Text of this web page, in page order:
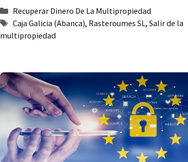
Categorías
Recuperar Dinero De La Multipropiedad
Etiquetas
Caja Galicia (Abanca), Rasteroumes SL,Salir de la
multipropiedad